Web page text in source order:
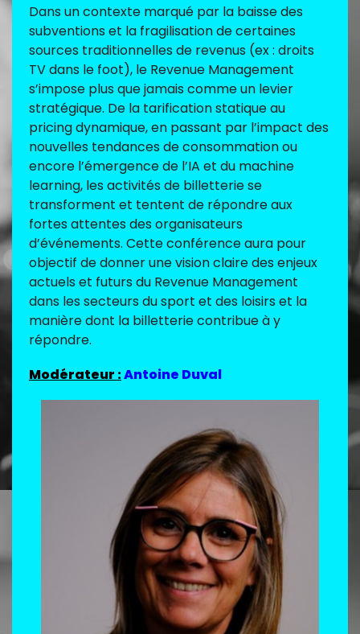
Dans un contexte marqué par la baisse des
subventions et la fragilisation de certaines
sources traditionnelles de revenus (ex : droits
TV dans le foot), le Revenue Management
s’impose plus que jamais comme un levier
stratégique. De la tarification statique au
pricing dynamique, en passant par l’impact des
nouvelles tendances de consommation ou
encore l’émergence de l’IA et du machine
learning, les activités de billetterie se
transforment et tentent de répondre aux
fortes attentes des organisateurs
d’événements. Cette conférence aura pour
objectif de donner une vision claire des enjeux
actuels et futurs du Revenue Management
dans les secteurs du sport et des loisirs et la
manière dont la billetterie contribue à y
répondre.
Modérateur :Antoine Duval